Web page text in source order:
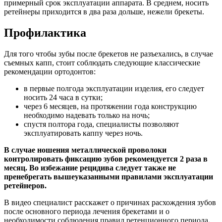
примерный срок эксплуатации аппарата. В среднем, носить
ретейнеры приходится в два раза дольше, нежели брекеты.
Профилактика
Для того чтобы зубы после брекетов не разъехались, в случае
съемных капп, стоит соблюдать следующие классические
рекомендации ортодонтов:
в первые полгода эксплуатации изделия, его следует
носить 24 часа в сутки;
через 6 месяцев, на протяжении года конструкцию
необходимо надевать только на ночь;
спустя полтора года, специалисты позволяют
эксплуатировать каппу через ночь.
В случае ношения металлической проволоки
контролировать фиксацию зубов рекомендуется 2 раза в
месяц. Во избежание рецидива следует также не
пренебрегать вышеуказанными правилами эксплуатации
ретейнеров.
В видео специалист расскажет о причинах расхождения зубов
после основного периода лечения брекетами и о
необходимости соблюдения правил ретенционного периода.